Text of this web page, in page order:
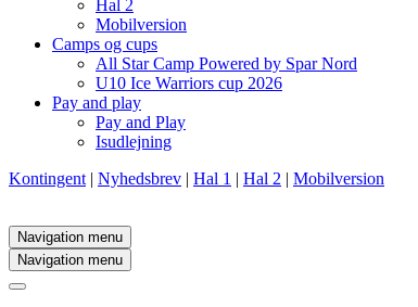
Hal 2
Mobilversion
Camps og cups
All Star Camp Powered by Spar Nord
U10 Ice Warriors cup 2026
Pay and play
Pay and Play
Isudlejning
Kontingent | Nyhedsbrev | Hal 1 | Hal 2 | Mobilversion
Navigation menu
Navigation menu